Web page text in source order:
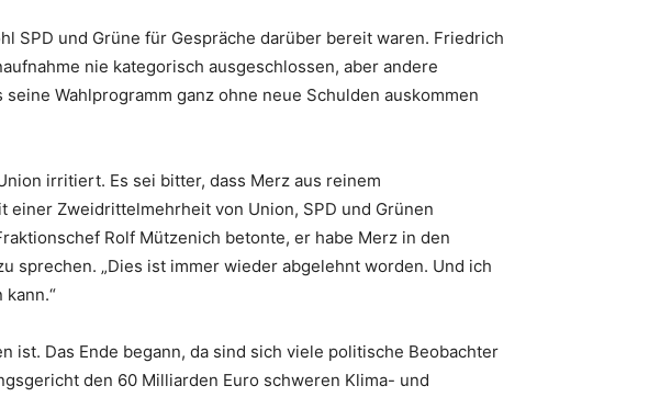
SPD und Grüne für Gespräche darüber bereit waren. Friedrich
nie kategorisch ausgeschlossen, aber andere
Wahlprogramm ganz ohne neue Schulden auskommen
irritiert. Es sei bitter, dass Merz aus reinem
Zweidrittelmehrheit von Union, SPD und Grünen
Rolf Mützenich betonte, er habe Merz in den
sprechen. „Dies ist immer wieder abgelehnt worden. Und ich
Das Ende begann, da sind sich viele politische Beobachter
den 60 Milliarden Euro schweren Klima- und